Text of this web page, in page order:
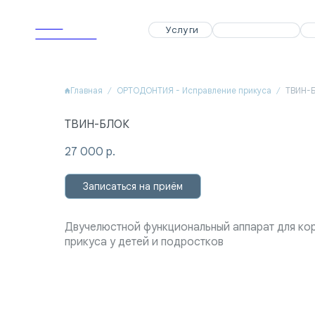
Услуги Специалисты Акции
Dental Clinic Услуги Специалисты Акции
Dental Clinic
Главная ОРТОДОНТИЯ - Исправление прикуса ТВИН-
ТВИН-БЛОК
27 000 р.
Записаться на приём
Двучелюстной функциональный аппарат для
прикуса у детей и подростков